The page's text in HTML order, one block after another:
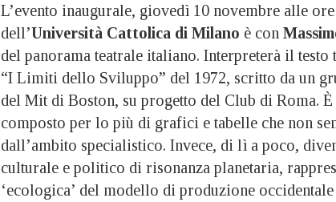
L’evento inaugurale, giovedì 10 novembre alle
dell’Università Cattolica di Milano è con
del panorama teatrale italiano. Interpreterà il
“I Limiti dello Sviluppo” del 1972, scritto da un
del Mit di Boston, su progetto del Club di Roma.
composto per lo più di grafici e tabelle che non
dall’ambito specialistico. Invece, di lì a poco,
culturale e politico di risonanza planetaria,
‘ecologica’ del modello di produzione